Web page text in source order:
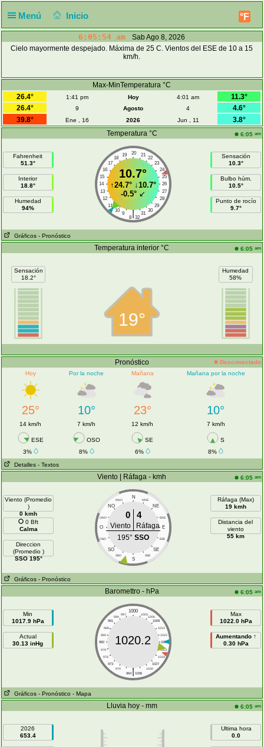
Menú Inicio °F
6:05:55 am
Sab Ago 8, 2026
Cielo mayormente despejado. Máxima de 25 C. Vientos del ESE de 10 a 15
km/h.
Max-MinTemperatura °C
26.4°
1:41 pm Hoy 4:01 am
11.3°
26.4°
9 Agosto 4
4.6°
39.8°
Ene , 16 2026 Jun , 11
3.8°
Temperatura °C
6:05 am
Fahrenheit
51.3°
Interior
18.8°
Humedad
94%
20
19 21
18
22
17
23
16
24
15
25
14
26
13
27
12
28
11
29
10
30
9 31
|
8 32
10.7°
↑24.7°↓10.7°
-0.5°↙
Sensación
10.3°
Bulbo húm.
10.5°
Punto de rocío
9.7°
Gráficos - Pronóstico
Temperatura interior °C 6:05 am
Sensación
18.2°
19°
Humedad
58%
Pronóstico
Desconectado
Hoy
Por la noche Mañana Mañana por la noche
25° 10° 23° 10°
14 km/h 7 km/h 12 km/h 7 km/h
ESE OSO SE
S
3%
8% 6%
8%
Detalles - Textos
Viento | Ráfaga - kmh 6:05 am
Viento (Promedio
)
0 kmh
0 Bft
Calma
Direccion
(Promedio )
SSO 195°
N
NNO NNE
NO NE
ONO ENE
O E
OSO ESE
SO SE
SSO SSE
S
0 4
Viento
Ráfaga
195° SSO
Ráfaga (Max)
19 kmh
Distancia del
viento
55 km
Gráficos - Pronóstico
Baromettro - hPa 6:05 am
Min
1017.9 hPa
Actual
30.13 inHg
1000
997 1003
994
1006
991
1009
988
1012
985
1015
982
1018
979
1021
976
1024
973
1027
970
1030
|
964 1036
1020.2
Max
1022.0 hPa
Aumentando ↑
0.30 hPa
Gráficos - Pronóstico - Mapa
Lluvia hoy - mm 6:05 am
2026
653.4
Ultima hora
0.0